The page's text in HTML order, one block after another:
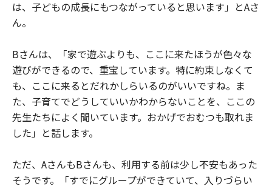
は、子どもの成長にもつながっていると思います」とAさ
ん。
Bさんは、「家で遊ぶよりも、ここに来たほうが色々な
遊びができるので、重宝しています。特に約束しなくて
も、ここに来るとだれかしらいるのがいいですね。ま
た、子育てでどうしていいかわからないことを、ここの
先生たちによく聞いています。おかげでおむつも取れま
した」と話します。
ただ、AさんもBさんも、利用する前は少し不安もあった
そうです。「すでにグループができていて、入りづらい